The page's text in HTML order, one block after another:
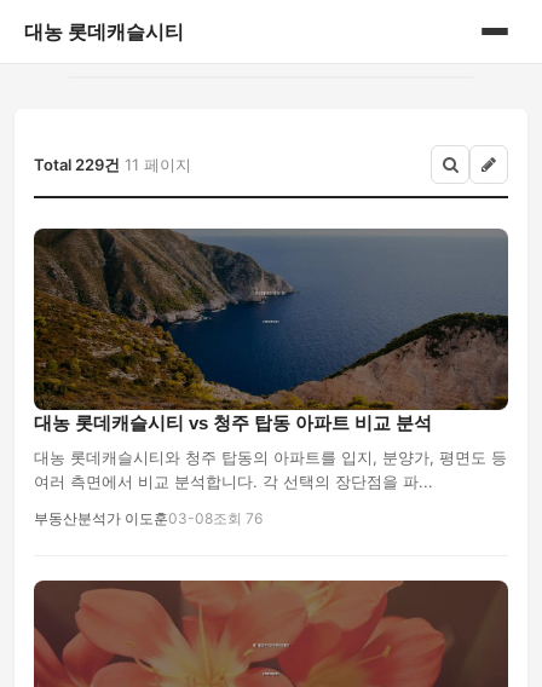
대농 롯데캐슬시티
게시판
Total 229건 11 페이지
대농 롯데캐슬시티 vs 청주 탑동 아파트 비교 분석
대농 롯데캐슬시티와 청주 탑동의 아파트를 입지, 분양가, 평면도 등
여러 측면에서 비교 분석합니다. 각 선택의 장단점을 파...
부동산분석가 이도훈03-08조회 76